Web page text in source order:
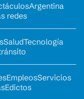
Argentina
redes
SaludTecnología
EmpleosServicios
Edictos